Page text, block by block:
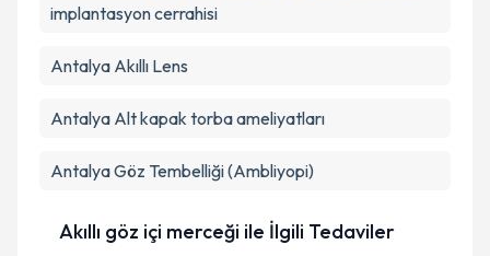
implantasyon cerrahisi
Antalya Akıllı Lens
Antalya Alt kapak torba ameliyatları
Antalya Göz Tembelliği (Ambliyopi)
Akıllı göz içi merceği ile İlgili Tedaviler